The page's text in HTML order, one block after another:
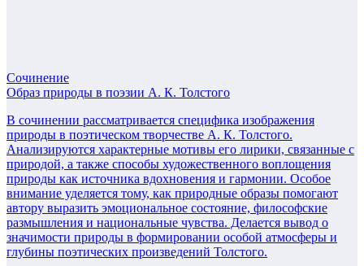
Сочинение
Образ природы в поэзии А. К. Толстого
В сочинении рассматривается специфика изображения
природы в поэтическом творчестве А. К. Толстого.
Анализируются характерные мотивы его лирики, связанные с
природой, а также способы художественного воплощения
природы как источника вдохновения и гармонии. Особое
внимание уделяется тому, как природные образы помогают
автору выразить эмоциональное состояние, философские
размышления и национальные чувства. Делается вывод о
значимости природы в формировании особой атмосферы и
глубины поэтических произведений Толстого.